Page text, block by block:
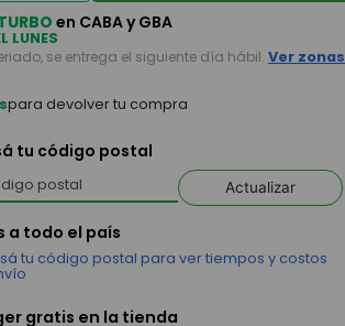
en CABA y GBA
LUNES
se entrega el siguiente día hábil. Ver zonas
para devolver tu compra
tu código postal
Actualizar